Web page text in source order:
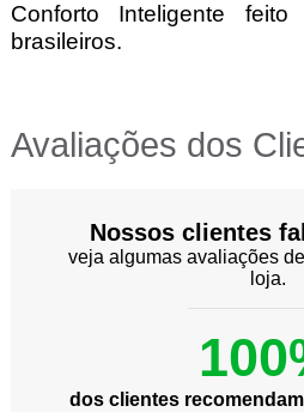
Conforto Inteligente
brasileiros.
Avaliações dos
Nossos clientes
veja algumas avaliações
loja.
dos clientes